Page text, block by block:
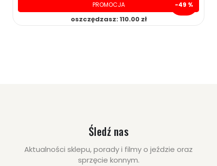
PROMOCJA -49 %
oszczędzasz: 110.00 zł
Śledź nas
Aktualności sklepu, porady i filmy o jeździe oraz
sprzęcie konnym.